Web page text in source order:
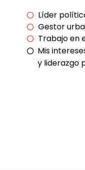
Líder
Gestor
Trabajo en
Mis
y liderazgo